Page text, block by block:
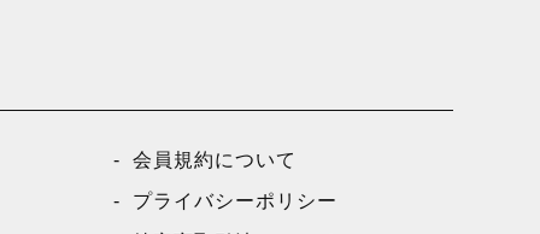
会員規約について
プライバシーポリシー